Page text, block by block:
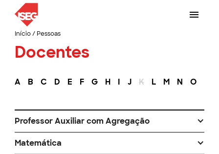
Início/ Pessoas
Docentes
A B C D E F G H I J K L M N O
Professor Auxiliar com Agregação
Matemática